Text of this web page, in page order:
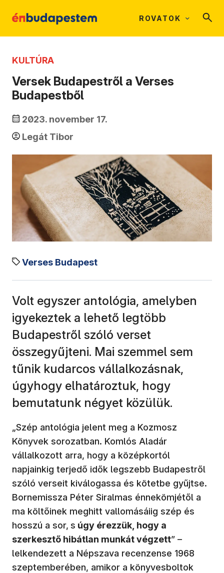
ROVATOK
KULTÚRA
Versek Budapestről a Verses
Budapestből
2023. november 17.
Legát Tibor
Verses Budapest
Volt egyszer antológia, amelyben
igyekeztek a lehető legtöbb
Budapestről szóló verset
összegyűjteni. Mai szemmel sem
tűnik kudarcos vállalkozásnak,
úgyhogy elhatároztuk, hogy
bemutatunk négyet közülük.
„Szép antológia jelent meg a Kozmosz
Könyvek sorozatban. Komlós Aladár
vállalkozott arra, hogy a középkortól
napjainkig terjedő idők legszebb Budapestről
szóló verseit kiválogassa és kötetbe gyűjtse.
Bornemissza Péter Siralmas énnekömjétől a
ma költőinek meghitt vallomásáiig szép és
hosszú a sor, s úgy érezzük, hogy a
szerkesztő hibátlan munkát végzett” –
lelkendezett a Népszava recenzense 1968
szeptemberében, amikor a könyvesboltok